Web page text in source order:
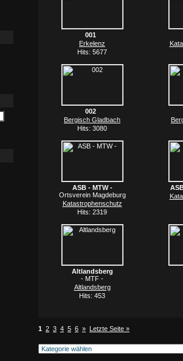
001
Erkelenz
Hits: 5677
002
Bergisch Gladbach
Hits: 3080
ASB - MTW -
Ortsverein Magdeburg
Katastrophenschutz
Hits: 2319
Altlandsberg
- MTF -
Altlandsberg
Hits: 453
1 2 3 4 5 6 » Letzte Seite »